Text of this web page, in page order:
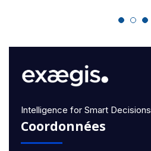
Intelligence for Smart Decisions
Coordonnées